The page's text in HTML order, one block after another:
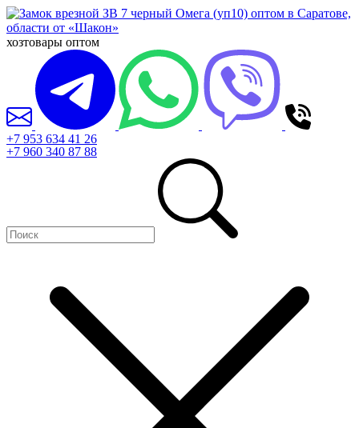
хозтовары оптом
+7 953 634 41 26
+7 960 340 87 88